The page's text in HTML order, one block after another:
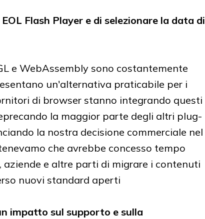
Flash Player e di selezionare la data di
e WebAssembly sono costantemente
un'alternativa praticabile per i
di browser stanno integrando questi
la maggior parte degli altri plug-
la nostra decisione commerciale nel
che avrebbe concesso tempo
e altre parti di migrare i contenuti
nuovi standard aperti
impatto sul supporto e sulla